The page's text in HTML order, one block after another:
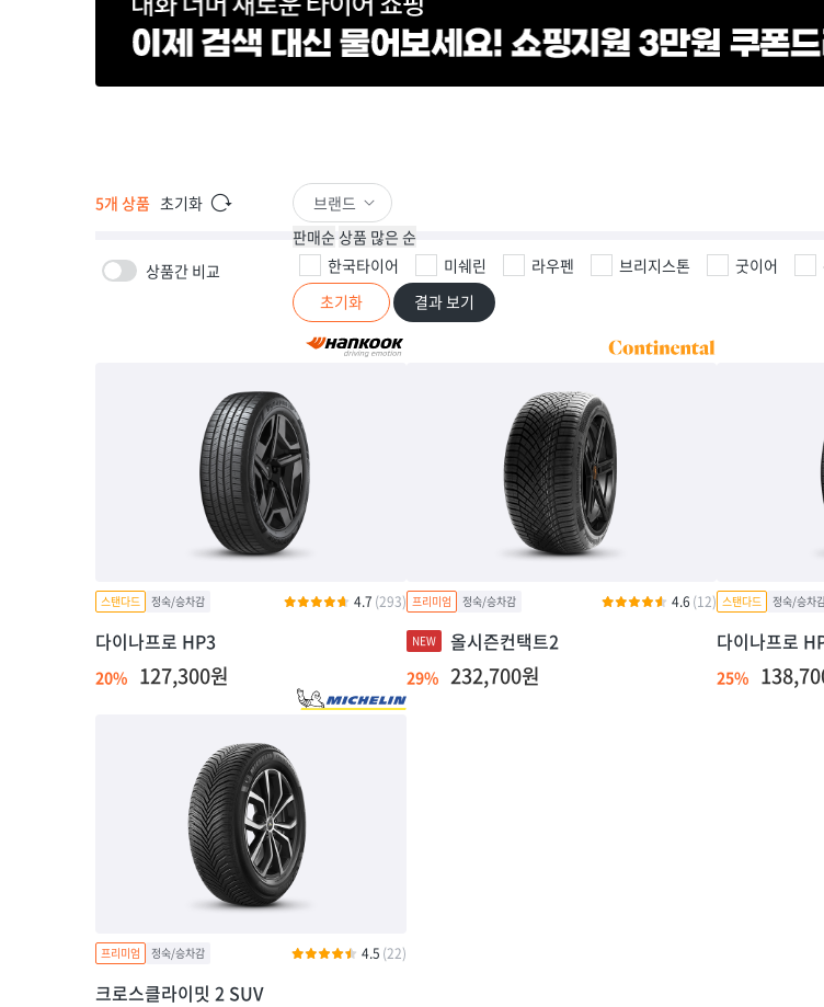
5개 상품 초기화
브랜드
판매순 상품 많은 순
한국타이어
미쉐린 라우펜 브리지스톤 굿이어
초기화
결과 보기
상품간 비교
4.7 (293)
다이나프로 HP3
20% 127,300원
4.6 (12)
올시즌컨택트2
29% 232,700원
다이나프로
25%
4.5 (22)
크로스클라이밋 2 SUV